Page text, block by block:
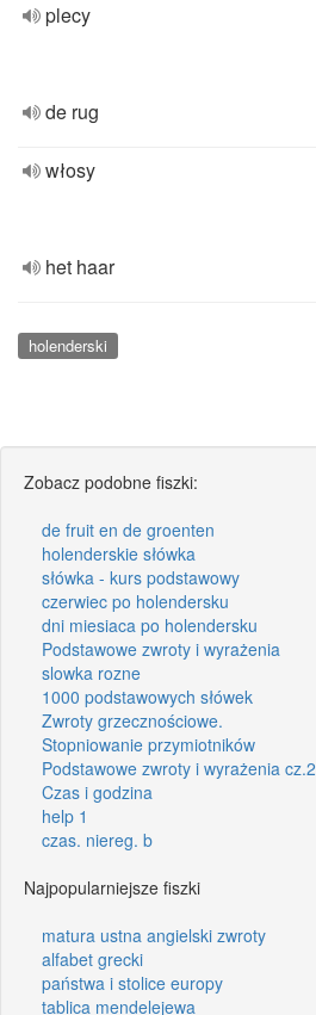
plecy
de rug
włosy
het haar
holenderski
Zobacz podobne fiszki:
de fruit en de groenten
holenderskie słówka
słówka - kurs podstawowy
czerwiec po holendersku
dni miesiaca po holendersku
Podstawowe zwroty i wyrażenia
slowka rozne
1000 podstawowych słówek
Zwroty grzecznościowe.
Stopniowanie przymiotników
Podstawowe zwroty i wyrażenia cz.2
Czas i godzina
help 1
czas. niereg. b
Najpopularniejsze fiszki
matura ustna angielski zwroty
alfabet grecki
państwa i stolice europy
tablica mendelejewa